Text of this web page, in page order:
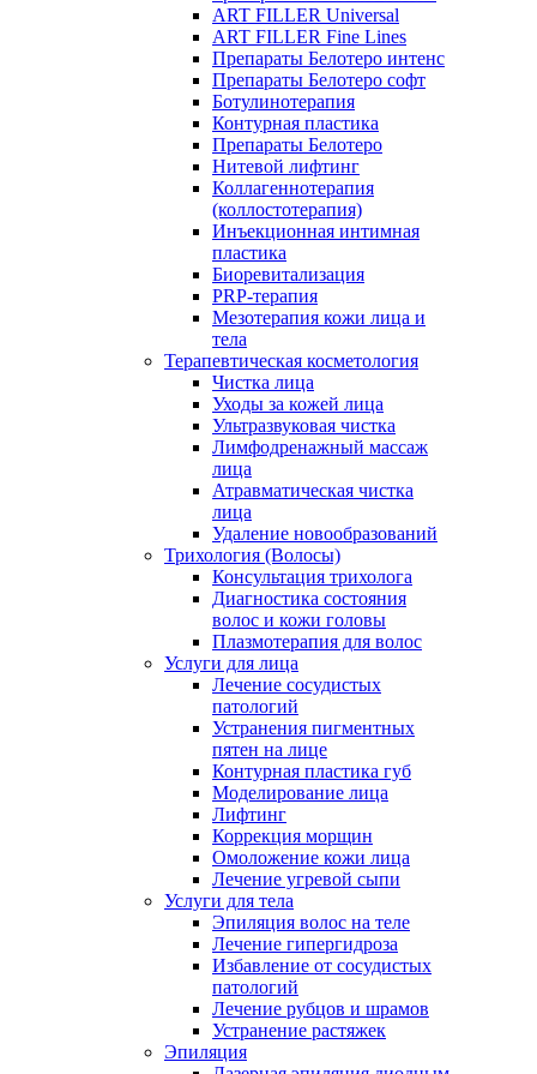
ART FILLER Universal
ART FILLER Fine Lines
Препараты Белотеро интенс
Препараты Белотеро софт
Ботулинотерапия
Контурная пластика
Препараты Белотеро
Нитевой лифтинг
Коллагеннотерапия
(коллостотерапия)
Инъекционная интимная
пластика
Биоревитализация
PRP-терапия
Мезотерапия кожи лица и
тела
Терапевтическая косметология
Чистка лица
Уходы за кожей лица
Ультразвуковая чистка
Лимфодренажный массаж
лица
Атравматическая чистка
лица
Удаление новообразований
Трихология (Волосы)
Консультация трихолога
Диагностика состояния
волос и кожи головы
Плазмотерапия для волос
Услуги для лица
Лечение сосудистых
патологий
Устранения пигментных
пятен на лице
Контурная пластика губ
Моделирование лица
Лифтинг
Коррекция морщин
Омоложение кожи лица
Лечение угревой сыпи
Услуги для тела
Эпиляция волос на теле
Лечение гипергидроза
Избавление от сосудистых
патологий
Лечение рубцов и шрамов
Устранение растяжек
Эпиляция